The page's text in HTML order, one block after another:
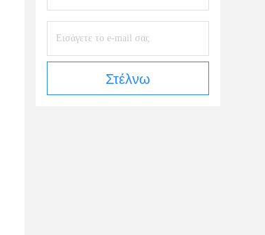
Στέλνω